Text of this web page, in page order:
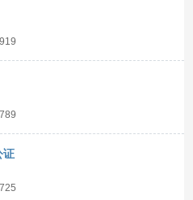
919
789
证
725